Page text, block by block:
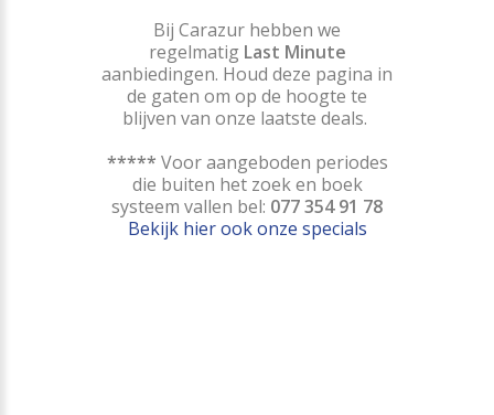
Bij Carazur hebben we
regelmatig Last Minute
aanbiedingen. Houd deze pagina in
de gaten om op de hoogte te
blijven van onze laatste deals.
***** Voor aangeboden periodes
die buiten het zoek en boek
systeem vallen bel: 077 354 91 78
Bekijk hier ook onze specials